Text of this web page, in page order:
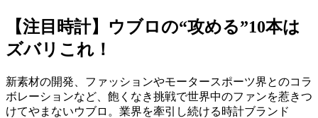
【注目時計】ウブロの“攻める”10本は
ズバリこれ！
新素材の開発、ファッションやモータースポーツ界とのコラ
ボレーションなど、飽くなき挑戦で世界中のファンを惹きつ
けてやまないウブロ。業界を牽引し続ける時計ブランド